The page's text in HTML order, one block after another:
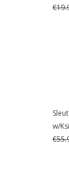
€
w/
€